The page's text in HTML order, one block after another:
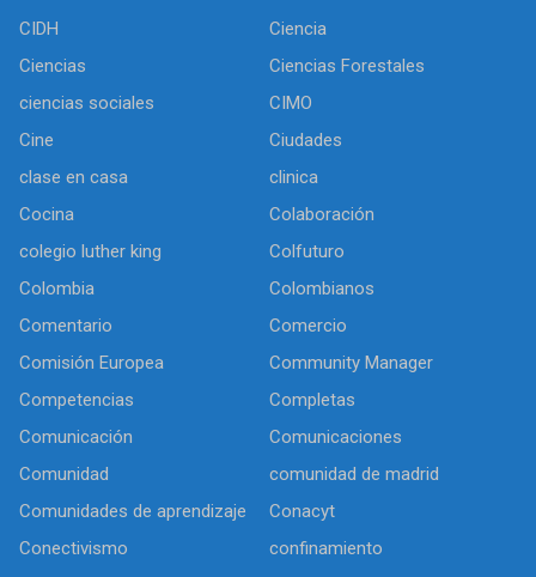
CIDH
Ciencia
Ciencias
Ciencias Forestales
ciencias sociales
CIMO
Cine
Ciudades
clase en casa
clinica
Cocina
Colaboración
colegio luther king
Colfuturo
Colombia
Colombianos
Comentario
Comercio
Comisión Europea
Community Manager
Competencias
Completas
Comunicación
Comunicaciones
Comunidad
comunidad de madrid
Comunidades de aprendizaje
Conacyt
Conectivismo
confinamiento